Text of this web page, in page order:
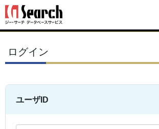
ログイン
ユーザID